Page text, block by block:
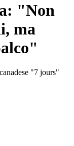
"Non
ma
"7 jours"